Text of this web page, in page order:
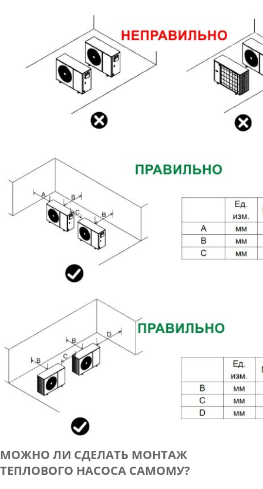
МОЖНО ЛИ СДЕЛАТЬ МОНТАЖ
ТЕПЛОВОГО НАСОСА САМОМУ?